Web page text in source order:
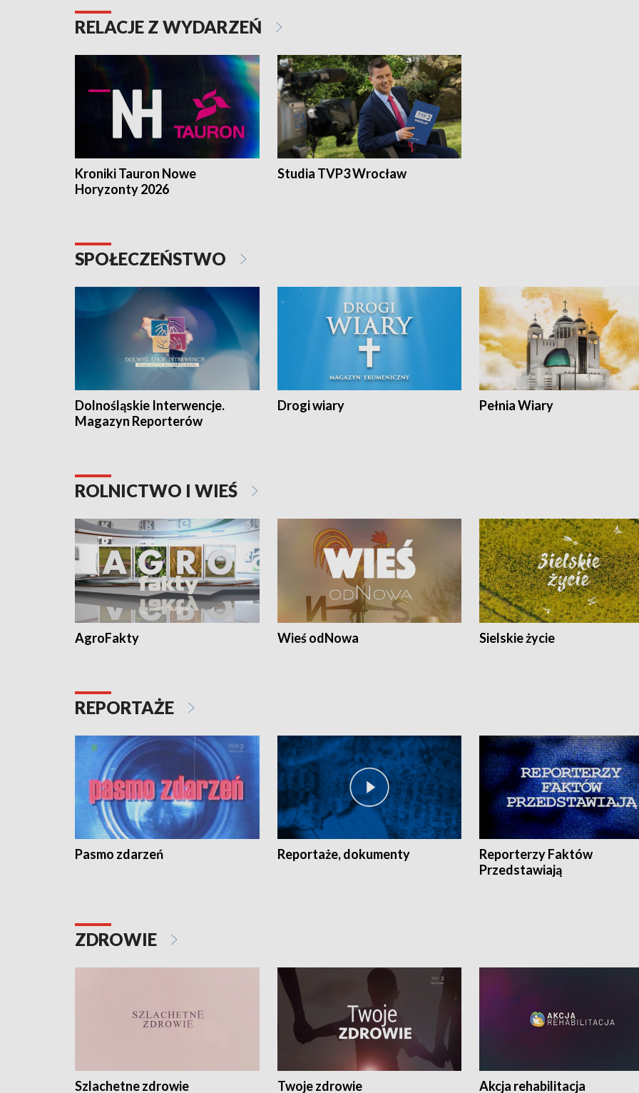
RELACJE Z WYDARZEŃ
Kroniki Tauron Nowe
Horyzonty 2026
Studia TVP3 Wrocław
SPOŁECZEŃSTWO
Dolnośląskie Interwencje.
Magazyn Reporterów
Drogi wiary Pełnia Wiary
ROLNICTWO I WIEŚ
AgroFakty Wieś odNowa Sielskie życie
REPORTAŻE
Pasmo zdarzeń Reportaże, dokumenty
Reporterzy Faktów
Przedstawiają
ZDROWIE
Szlachetne zdrowie Twoje zdrowie Akcja rehabilitacja